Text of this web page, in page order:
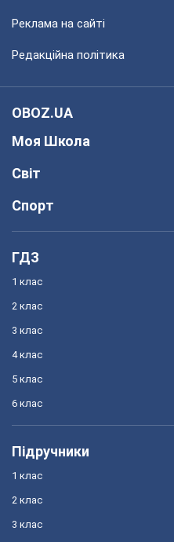
Реклама на сайті
Редакційна політика
OBOZ.UA
Моя Школа
Світ
Спорт
ГДЗ
1 клас
2 клас
3 клас
4 клас
5 клас
6 клас
Підручники
1 клас
2 клас
3 клас